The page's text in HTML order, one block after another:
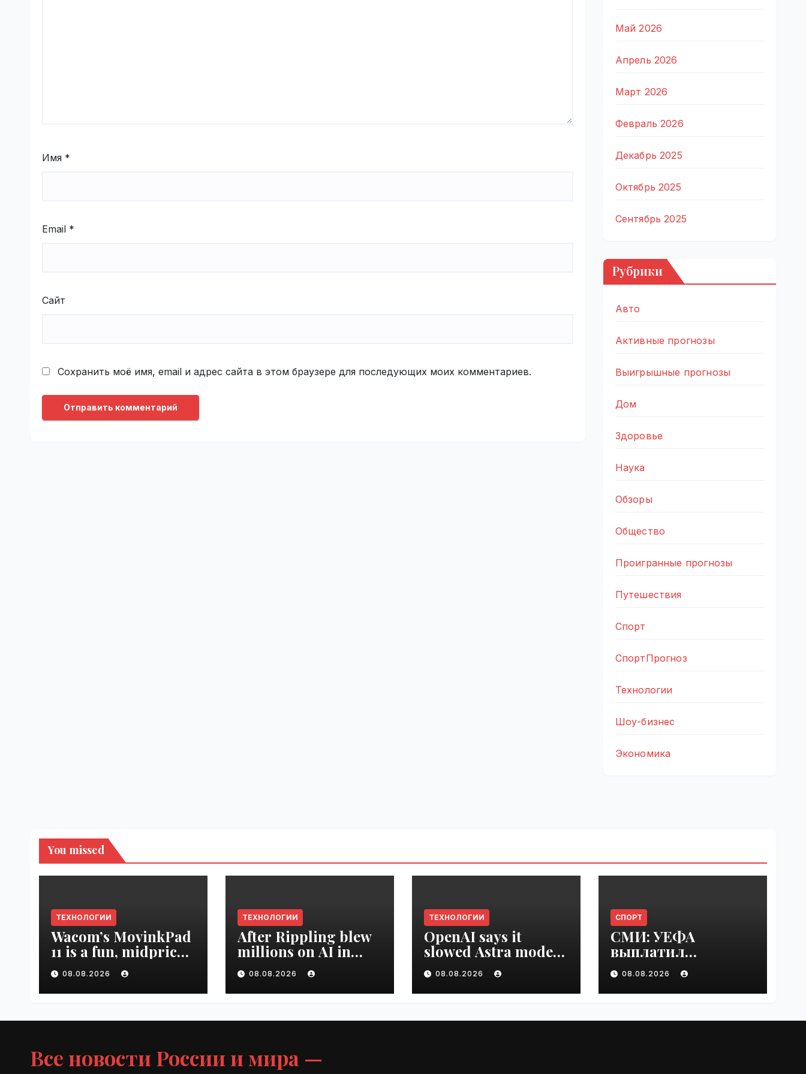
Имя *
Email *
Сайт
Сохранить моё имя, email и адрес сайта в этом браузере для последующих моих комментариев.
Май 2026
Апрель 2026
Март 2026
Февраль 2026
Декабрь 2025
Октябрь 2025
Сентябрь 2025
Рубрики
Авто
Активные прогнозы
Выигрышные прогнозы
Дом
Здоровье
Наука
Обзоры
Общество
Проигранные прогнозы
Путешествия
Спорт
СпортПрогноз
Технологии
Шоу-бизнес
Экономика
You missed
ТЕХНОЛОГИИ
Wacom’s MovinkPad
11 is a fun, midpriced
entry point for
digital artists |
VseTime.ru
08.08.2026
ТЕХНОЛОГИИ
After Rippling blew
millions on AI in
months, it built an
employee ROI tool |
VseTime.ru
08.08.2026
ТЕХНОЛОГИИ
OpenAI says it
slowed Astra model
development over
security concerns |
VseTime.ru
08.08.2026
СПОРТ
СМИ: УЕФА
выплатил
шестизначную
сумму любовнице
Инфантино |
08.08.2026
Все новости России и мира —